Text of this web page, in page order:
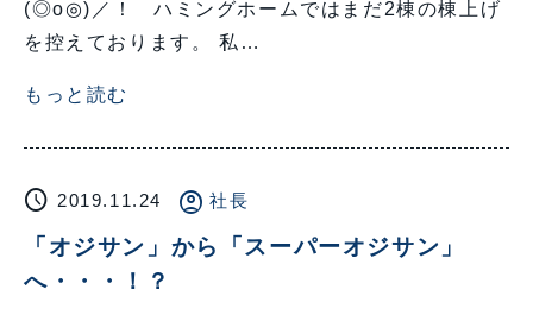
(◎o◎)／！ ハミングホームではまだ2棟の棟上げ
を控えております。 私…
もっと読む
schedule 2019.11.24 account_circle 社長
「オジサン」から「スーパーオジサン」
へ・・・！？